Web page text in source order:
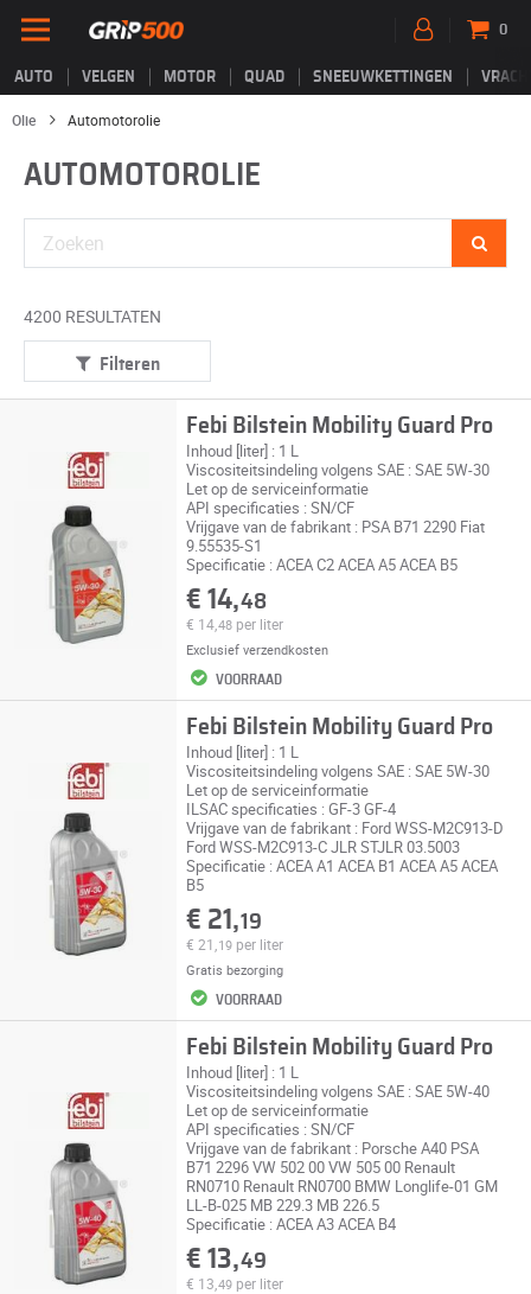
AUTO VELGEN MOTOR QUAD SNEEUWKETTINGEN
0
Olie Automotorolie
AUTOMOTOROLIE
4200 RESULTATEN
Filteren
Febi Bilstein Mobility Guard Pro
Inhoud [liter] : 1 L
Viscositeitsindeling volgens SAE : SAE 5W-30
Let op de serviceinformatie
API specificaties : SN/CF
Vrijgave van de fabrikant : PSA B71 2290 Fiat
9.55535-S1
Specificatie : ACEA C2 ACEA A5 ACEA B5
€ 14,48
€ 14, 48 per liter
Exclusief verzendkosten
VOORRAAD
Febi Bilstein Mobility Guard Pro
Inhoud [liter] : 1 L
Viscositeitsindeling volgens SAE : SAE 5W-30
Let op de serviceinformatie
ILSAC specificaties : GF-3 GF-4
Vrijgave van de fabrikant : Ford WSS-M2C913-D
Ford WSS-M2C913-C JLR STJLR 03.5003
Specificatie : ACEA A1 ACEA B1 ACEA A5 ACEA
B5
€ 21,19
€ 21, 19 per liter
Gratis bezorging
VOORRAAD
Febi Bilstein Mobility Guard Pro
Inhoud [liter] : 1 L
Viscositeitsindeling volgens SAE : SAE 5W-40
Let op de serviceinformatie
API specificaties : SN/CF
Vrijgave van de fabrikant : Porsche A40 PSA
B71 2296 VW 502 00 VW 505 00 Renault
RN0710 Renault RN0700 BMW Longlife-01 GM
LL-B-025 MB 229.3 MB 226.5
Specificatie : ACEA A3 ACEA B4
€ 13,49
€ 13, 49 per liter